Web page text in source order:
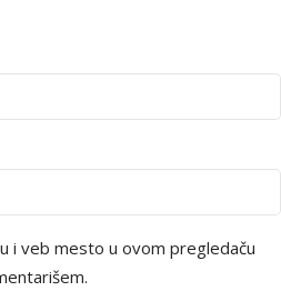
i veb mesto u ovom pregledaču